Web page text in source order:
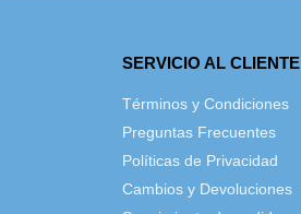
SERVICIO AL CLIENTE
Términos y Condiciones
Preguntas Frecuentes
Políticas de Privacidad
Cambios y Devoluciones